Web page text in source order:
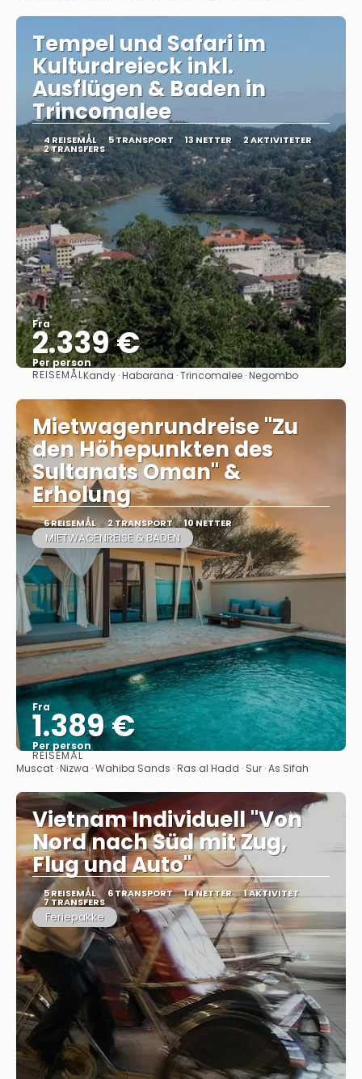
Tempel und Safari im
Kulturdreieck inkl.
Ausflügen & Baden in
Trincomalee
4 REISEMÅL 5 TRANSPORT 13 NETTER 2 AKTIVITETER
2 TRANSFERS
Fra
2.339 €
Per person
Se
REISEMÅLKandy · Habarana · Trincomalee · Negombo
Mietwagenrundreise "Zu
den Höhepunkten des
Sultanats Oman" &
Erholung
6 REISEMÅL 2 TRANSPORT 10 NETTER
MIETWAGENREISE & BADEN
Fra
1.389 €
Per person
Se
REISEMÅL
Muscat · Nizwa · Wahiba Sands · Ras al Hadd · Sur · As Sifah
Vietnam Individuell "Von
Nord nach Süd mit Zug,
Flug und Auto"
5 REISEMÅL 6 TRANSPORT 14 NETTER 1 AKTIVITET
7 TRANSFERS
Feriepakke